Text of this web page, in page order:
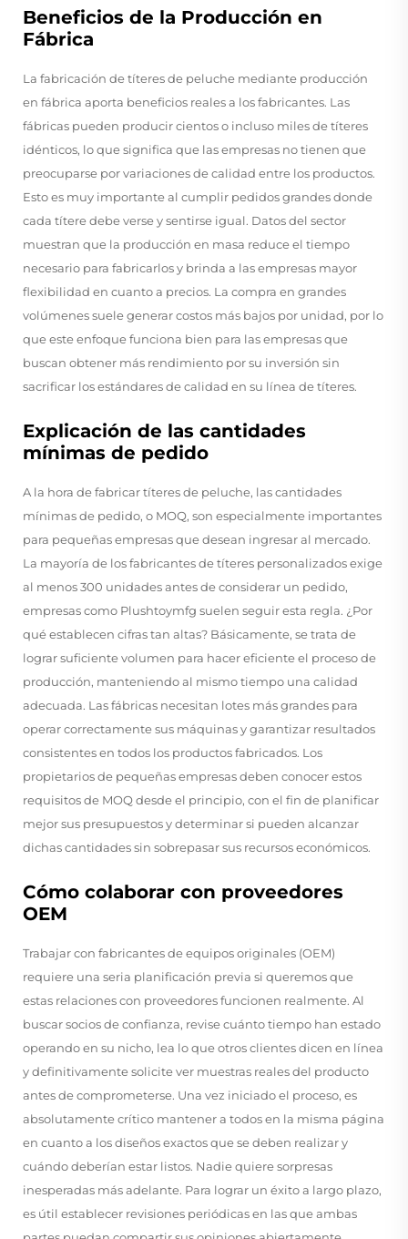
Beneficios de la Producción en
Fábrica
La fabricación de títeres de peluche mediante producción
en fábrica aporta beneficios reales a los fabricantes. Las
fábricas pueden producir cientos o incluso miles de títeres
idénticos, lo que significa que las empresas no tienen que
preocuparse por variaciones de calidad entre los productos.
Esto es muy importante al cumplir pedidos grandes donde
cada títere debe verse y sentirse igual. Datos del sector
muestran que la producción en masa reduce el tiempo
necesario para fabricarlos y brinda a las empresas mayor
flexibilidad en cuanto a precios. La compra en grandes
volúmenes suele generar costos más bajos por unidad, por lo
que este enfoque funciona bien para las empresas que
buscan obtener más rendimiento por su inversión sin
sacrificar los estándares de calidad en su línea de títeres.
Explicación de las cantidades
mínimas de pedido
A la hora de fabricar títeres de peluche, las cantidades
mínimas de pedido, o MOQ, son especialmente importantes
para pequeñas empresas que desean ingresar al mercado.
La mayoría de los fabricantes de títeres personalizados exige
al menos 300 unidades antes de considerar un pedido,
empresas como Plushtoymfg suelen seguir esta regla. ¿Por
qué establecen cifras tan altas? Básicamente, se trata de
lograr suficiente volumen para hacer eficiente el proceso de
producción, manteniendo al mismo tiempo una calidad
adecuada. Las fábricas necesitan lotes más grandes para
operar correctamente sus máquinas y garantizar resultados
consistentes en todos los productos fabricados. Los
propietarios de pequeñas empresas deben conocer estos
requisitos de MOQ desde el principio, con el fin de planificar
mejor sus presupuestos y determinar si pueden alcanzar
dichas cantidades sin sobrepasar sus recursos económicos.
Cómo colaborar con proveedores
OEM
Trabajar con fabricantes de equipos originales (OEM)
requiere una seria planificación previa si queremos que
estas relaciones con proveedores funcionen realmente. Al
buscar socios de confianza, revise cuánto tiempo han estado
operando en su nicho, lea lo que otros clientes dicen en línea
y definitivamente solicite ver muestras reales del producto
antes de comprometerse. Una vez iniciado el proceso, es
absolutamente crítico mantener a todos en la misma página
en cuanto a los diseños exactos que se deben realizar y
cuándo deberían estar listos. Nadie quiere sorpresas
inesperadas más adelante. Para lograr un éxito a largo plazo,
es útil establecer revisiones periódicas en las que ambas